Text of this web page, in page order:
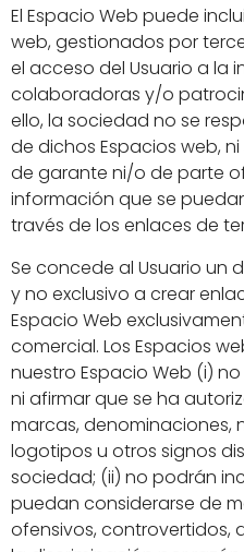
El Espacio Web puede
web, gestionados por
el acceso del Usuario a la
colaboradoras y/o
ello, la sociedad no se
de dichos Espacios web,
de garante ni/o de parte
información que se
través de los enlaces de
Se concede al Usuario un
y no exclusivo a crear
Espacio Web
comercial. Los Espacios
nuestro Espacio Web (i)
ni afirmar que se ha
marcas, denominaciones,
logotipos u otros signos
sociedad; (ii) no podrán
puedan considerarse de
ofensivos, controvertidos,